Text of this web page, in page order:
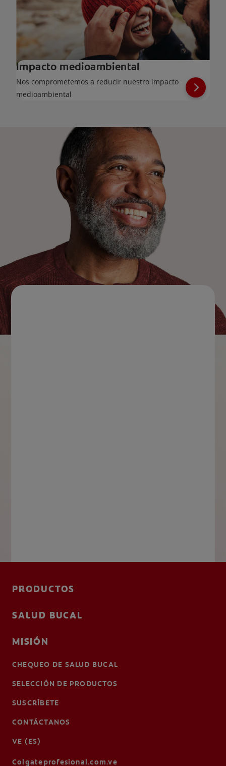
Impacto medioambiental
Nos comprometemos a reducir nuestro impacto
medioambiental
PRODUCTOS
SALUD BUCAL
MISIÓN
CHEQUEO DE SALUD BUCAL
SELECCIÓN DE PRODUCTOS
SUSCRÍBETE
CONTÁCTANOS
VE (ES)
Colgateprofesional.com.ve